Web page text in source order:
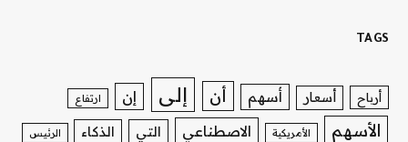
TAGS
أرباح أسعار أسهم أن إلى إن ارتفاع
الأسهم الأمريكية الاصطناعي التي الذكاء الرئيس